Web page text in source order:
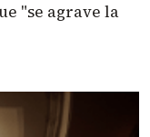
"se agrave la